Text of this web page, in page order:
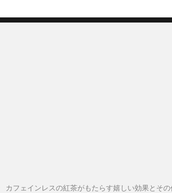
カフェインレスの紅茶がもたらす嬉しい効果とそ